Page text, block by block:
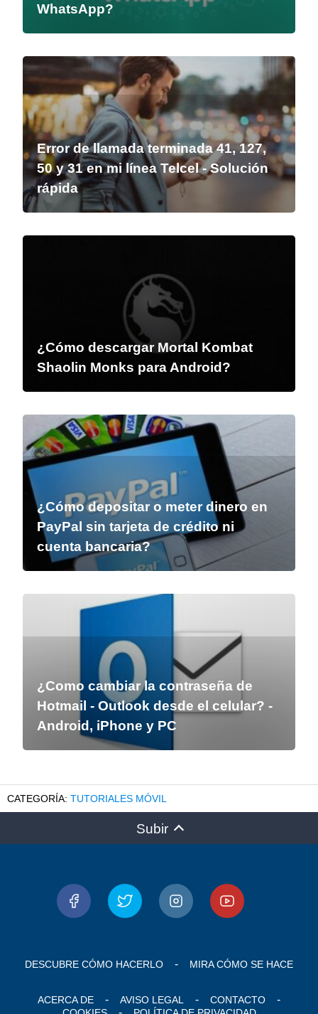
WhatsApp?
Error de llamada terminada 41, 127,
50 y 31 en mi línea Telcel - Solución
rápida
¿Cómo descargar Mortal Kombat
Shaolin Monks para Android?
¿Cómo depositar o meter dinero en
PayPal sin tarjeta de crédito ni
cuenta bancaria?
¿Como cambiar la contraseña de
Hotmail - Outlook desde el celular? -
Android, iPhone y PC
TUTORIALES MÓVIL
Subir
DESCUBRE CÓMO HACERLO MIRA CÓMO SE HACE
ACERCA DE AVISO LEGAL
CONTACTO